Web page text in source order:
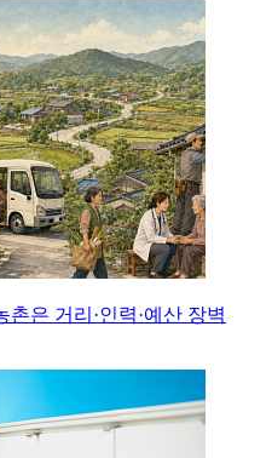
은 거리·인력·예산 장벽